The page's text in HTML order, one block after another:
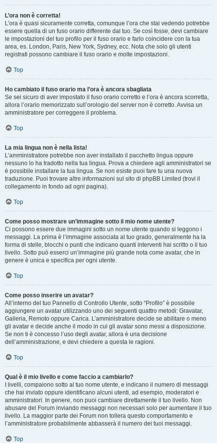
L’ora non è corretta!
L’ora è quasi sicuramente corretta, comunque l’ora che stai vedendo potrebbe
essere quella di un fuso orario differente dal tuo. Se così fosse, devi cambiare
le impostazioni del tuo profilo per il fuso orario e farlo coincidere con la tua
area, es. London, Paris, New York, Sydney, ecc. Nota che solo gli utenti
registrati possono cambiare il fuso orario e molte impostazioni.
Top
Ho cambiato il fuso orario ma l’ora è ancora sbagliata
Se sei sicuro di aver impostato il fuso orario corretto e l’ora è ancora scorretta,
allora l’orario memorizzato sull’orologio del server non è corretto. Avvisa un
amministratore per correggere il problema.
Top
La mia lingua non è nella lista!
L’amministratore potrebbe non aver installato il pacchetto lingua oppure
nessuno lo ha tradotto nella tua lingua. Prova a chiedere agli amministratori se
è possibile installare la tua lingua. Se non esiste puoi fare tu una nuova
traduzione. Puoi trovare altre informazioni sul sito di phpBB Limited (trovi il
collegamento in fondo ad ogni pagina).
Top
Come posso mostrare un’immagine sotto il mio nome utente?
Ci possono essere due immagini sotto un nome utente quando si leggono i
messaggi. La prima è l’immagine associata al tuo grado, generalmente ha la
forma di stelle, blocchi o punti che indicano quanti interventi hai scritto o il tuo
livello. Sotto può esserci un’immagine più grande nota come avatar, che in
genere è unica e specifica per ogni utente.
Top
Come posso inserire un avatar?
All’interno del tuo Pannello di Controllo Utente, sotto “Profilo” è possibile
aggiungere un avatar utilizzando uno dei seguenti quattro metodi: Gravatar,
Galleria, Remoto oppure Carica. L’amministratore decide se abilitare o meno
gli avatar e decide anche il modo in cui gli avatar sono messi a disposizione.
Se non ti è concesso l’uso degli avatar, allora è una decisione
dell’amministrazione, e devi chiedere a questa le ragioni.
Top
Qual è il mio livello e come faccio a cambiarlo?
I livelli, compaiono sotto al tuo nome utente, e indicano il numero di messaggi
che hai inviato oppure identificano alcuni utenti, ad esempio, moderatori e
amministratori. In genere, non puoi cambiare direttamente il tuo livello. Non
abusare del Forum inviando messaggi non necessari solo per aumentare il tuo
livello. La maggior parte dei Forum non tollera questo comportamento e
l’amministratore probabilmente abbasserà il numero dei tuoi messaggi.
Top